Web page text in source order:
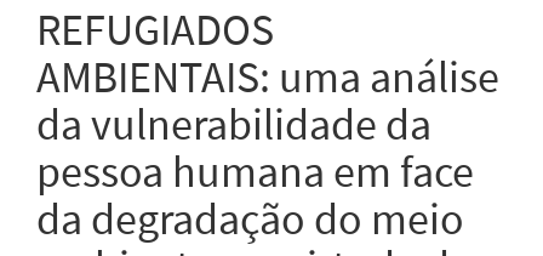
REFUGIADOS
AMBIENTAIS: uma análise
da vulnerabilidade da
pessoa humana em face
da degradação do meio